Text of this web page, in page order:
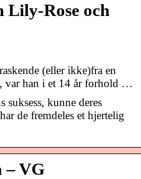
Lily-Rose och
(eller ikke)fra en
var han i et 14 år forhold …
kunne deres
de fremdeles et hjertelig
– VG